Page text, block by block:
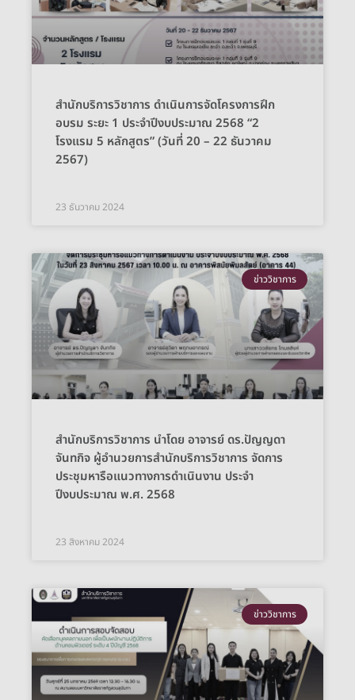
สำนักบริการวิชาการ ดำเนินการจัดโครงการฝึก
อบรม ระยะ 1 ประจำปีงบประมาณ 2568 “2
โรงแรม 5 หลักสูตร” (วันที่ 20 – 22 ธันวาคม
2567)
23 ธันวาคม 2024
ข่าววิชาการ
สำนักบริการวิชาการ นำโดย อาจารย์ ดร.ปัญญดา
จันทกิจ ผู้อำนวยการสำนักบริการวิชาการ จัดการ
ประชุมหารือแนวทางการดำเนินงาน ประจำ
ปีงบประมาณ พ.ศ. 2568
23 สิงหาคม 2024
ข่าววิชาการ